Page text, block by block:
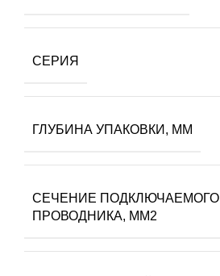
СЕРИЯ
ГЛУБИНА УПАКОВКИ, ММ
СЕЧЕНИЕ ПОДКЛЮЧАЕМОГО
ПРОВОДНИКА, ММ2